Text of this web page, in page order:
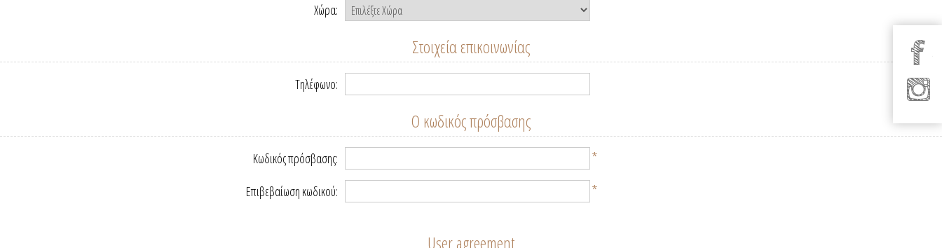
Χώρα:
Στοιχεία επικοινωνίας
Τηλέφωνο:
Ο κωδικός πρόσβασης
Κωδικός πρόσβασης: *
Επιβεβαίωση κωδικού: *
User agreement